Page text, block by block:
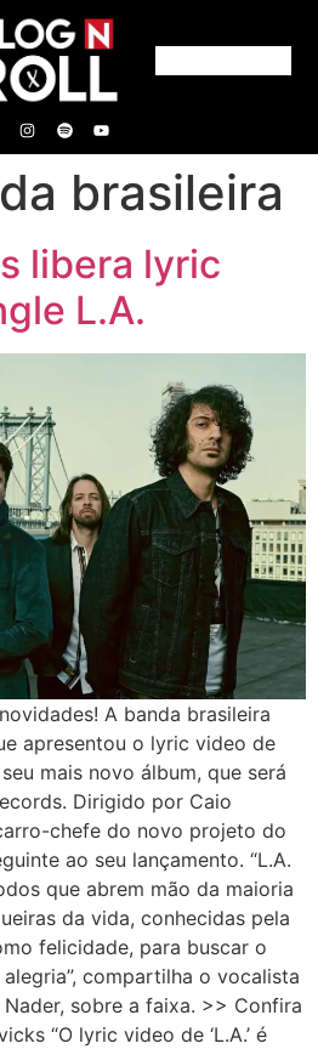
brasileira
libera lyric
L.A.
A banda brasileira
apresentou o lyric video de
mais novo álbum, que será
Dirigido por Caio
chefe do novo projeto do
ao seu lançamento. “L.A.
que abrem mão da maioria
da vida, conhecidas pela
felicidade, para buscar o
compartilha o vocalista
sobre a faixa. >> Confira
“O lyric video de ‘L.A.’ é